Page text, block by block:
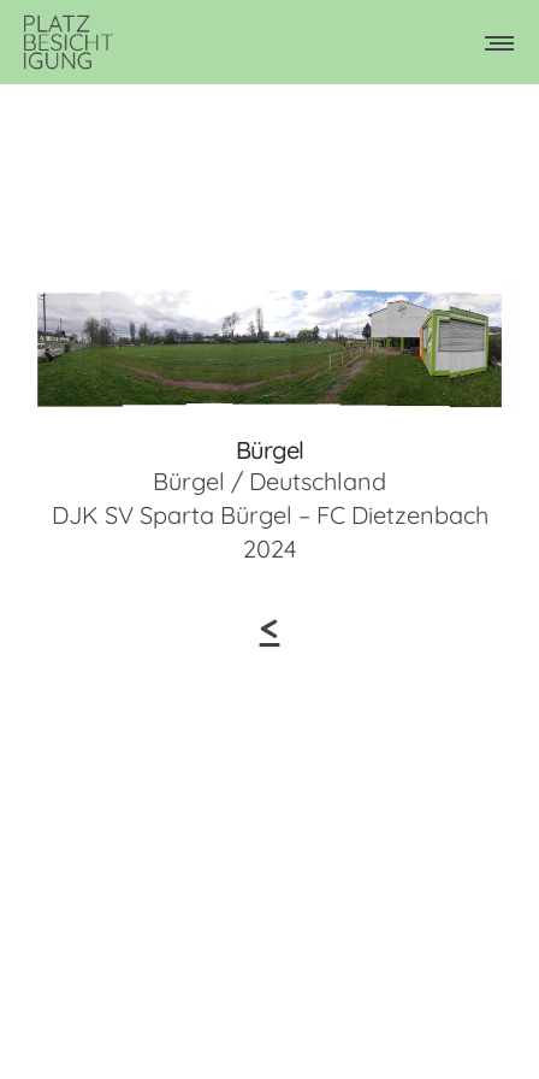
Bürgel
Bürgel / Deutschland
DJK SV Sparta Bürgel – FC Dietzenbach
2024
<